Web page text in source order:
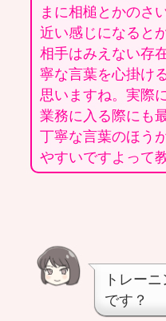
まに相槌とかのさ
近い感じになると
相手はみえない存
寧な言葉を心掛け
思いますね。実際
業務に入る際にも
丁寧な言葉のほう
やすいですよって
トレー
です？